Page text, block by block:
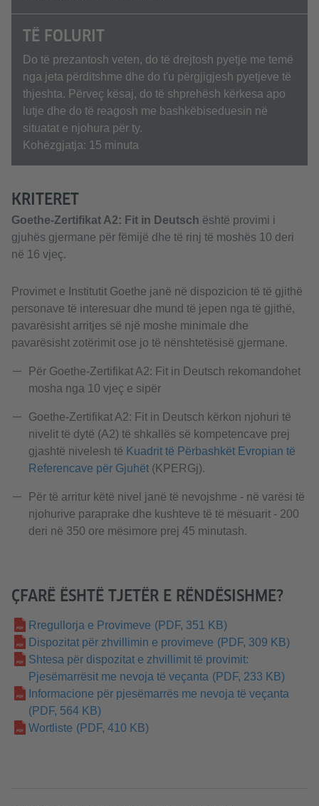
TË FOLURIT
Do të prezantosh veten, do të drejtosh pyetje me temë
nga jeta përditshme dhe do t'u përgjigjesh pyetjeve të
thjeshta. Përveç kësaj, do të shprehësh kërkesa apo
lutje dhe do të reagosh me bashkëbiseduesin në
situatat e njohura për ty.
Kohëzgjatja: 15 minuta
KRITERET
Goethe-Zertifikat A2: Fit in Deutsch është provimi i
gjuhës gjermane për fëmijë dhe të rinj të moshës 10 deri
në 16 vjeç.
Provimet e Institutit Goethe janë në dispozicion të të gjithë
personave të interesuar dhe mund të jepen nga të gjithë,
pavarësisht arritjes së një moshe minimale dhe
pavarësisht zotërimit ose jo të nënshtetësisë gjermane.
Për Goethe-Zertifikat A2: Fit in Deutsch rekomandohet
mosha nga 10 vjeç e sipër
Goethe-Zertifikat A2: Fit in Deutsch kërkon njohuri të
nivelit të dytë (A2) të shkallës së kompetencave prej
gjashtë nivelesh të Kuadrit të Përbashkët Evropian të
Referencave për Gjuhët (KPERGj).
Për të arritur këtë nivel janë të nevojshme - në varësi të
njohurive paraprake dhe kushteve të të mësuarit - 200
deri në 350 ore mësimore prej 45 minutash.
ÇFARË ËSHTË TJETËR E RËNDËSISHME?
Rregullorja e Provimeve (PDF, 351 KB)
Dispozitat për zhvillimin e provimeve (PDF, 309 KB)
Shtesa për dispozitat e zhvillimit të provimit:
Pjesëmarrësit me nevoja të veçanta (PDF, 233 KB)
Informacione për pjesëmarrës me nevoja të veçanta
(PDF, 564 KB)
Wortliste (PDF, 410 KB)